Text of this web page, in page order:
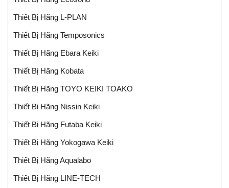
Thiết Bị Hãng L-PLAN
Thiết Bị Hãng Temposonics
Thiết Bị Hãng Ebara Keiki
Thiết Bị Hãng Kobata
Thiết Bị Hãng TOYO KEIKI TOAKO
Thiết Bị Hãng Nissin Keiki
Thiết Bị Hãng Futaba Keiki
Thiết Bị Hãng Yokogawa Keiki
Thiết Bị Hãng Aqualabo
Thiết Bị Hãng LINE-TECH